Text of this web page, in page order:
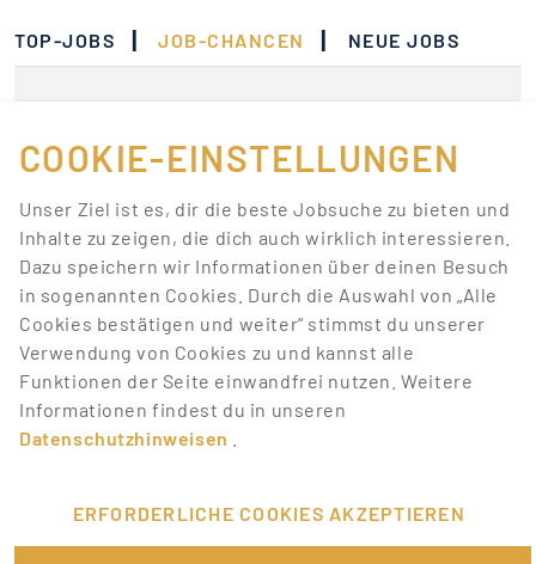
TOP-JOBS | JOB-CHANCEN | NEUE JOBS
Jobs, die deinen
Suchkriterien
entsprechen.
Lass dich über neue Job-Chancen zu deiner Suche
mit Job-Alerts automatisch informieren!
JOB-ALERT ERSTELLEN
COOKIE-EINSTELLUNGEN
Unser Ziel ist es, dir die beste Jobsuche zu bieten und
Inhalte zu zeigen, die dich auch wirklich interessieren.
Dazu speichern wir Informationen über deinen Besuch
in sogenannten Cookies. Durch die Auswahl von „Alle
Cookies bestätigen und weiter“ stimmst du unserer
Verwendung von Cookies zu und kannst alle
Funktionen der Seite einwandfrei nutzen. Weitere
Informationen findest du in unseren
Datenschutzhinweisen
ERFORDERLICHE COOKIES AKZEPTIEREN